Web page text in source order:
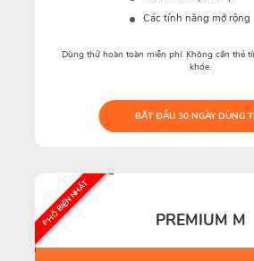
Các tính năng mở rộng
Dùng thử hoàn toàn miễn phí. Không cần thẻ
khóe.
BẮT ĐẦU 30 NGÀY DÙNG
PHỔ BIẾN NHẤT PREMIUM M